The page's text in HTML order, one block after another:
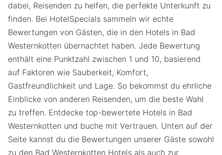
dabei, Reisenden zu helfen, die perfekte Unterkunft zu
finden. Bei HotelSpecials sammeln wir echte
Bewertungen von Gästen, die in den Hotels in Bad
Westernkotten übernachtet haben. Jede Bewertung
enthält eine Punktzahl zwischen 1 und 10, basierend
auf Faktoren wie Sauberkeit, Komfort,
Gastfreundlichkeit und Lage. So bekommst du ehrliche
Einblicke von anderen Reisenden, um die beste Wahl
zu treffen. Entdecke top-bewertete Hotels in Bad
Westernkotten und buche mit Vertrauen. Unten auf der
Seite kannst du die Bewertungen unserer Gäste sowohl
zu den Bad Westernkotten Hotels als auch zur